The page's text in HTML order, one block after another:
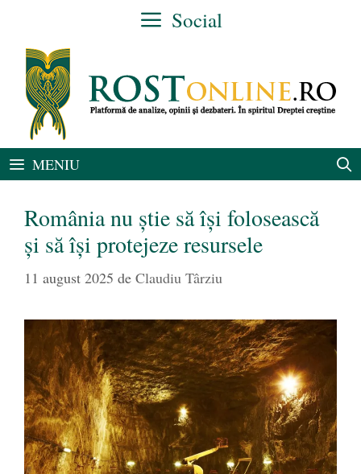
conținut
Social
MENIU
România nu știe să își folosească
și să își protejeze resursele
11 august 2025 de Claudiu Târziu